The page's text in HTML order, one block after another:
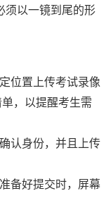
须以一镜到尾的形
位置上传考试录像
，以提醒考生需
认身份，并且上传
备好提交时，屏幕